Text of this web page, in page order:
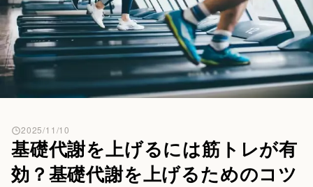
基礎代謝を上げるには筋トレが有
効？基礎代謝を上げるためのコツ
2025/11/10